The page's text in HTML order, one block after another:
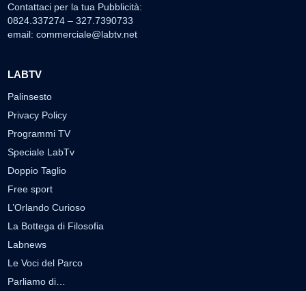
Contattaci per la tua Pubblicità:
0824.337274 – 327.7390733
email: commerciale@labtv.net
LABTV
Palinsesto
Privacy Policy
Programmi TV
Speciale LabTv
Doppio Taglio
Free sport
L’Orlando Curioso
La Bottega di Filosofia
Labnews
Le Voci del Parco
Parliamo di…